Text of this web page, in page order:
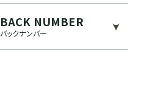
BACK NUMBER
バックナンバー